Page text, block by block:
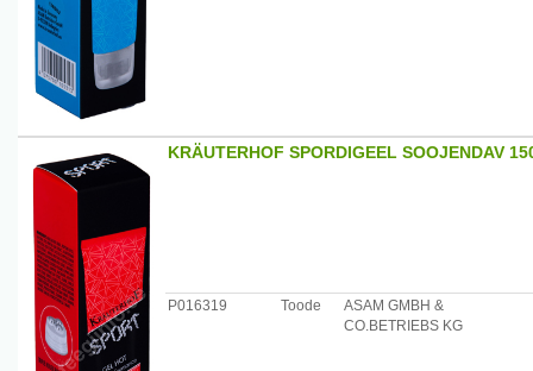
KRÄUTERHOF SPORDIGEEL SOOJENDAV
P016319 Toode
ASAM GMBH &
CO.BETRIEBS KG